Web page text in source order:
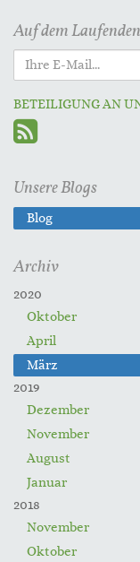
Auf dem
BETEILIGUNG AN
Unsere Blogs
Blog
Archiv
2020
Oktober
April
März
2019
Dezember
November
August
Januar
2018
November
Oktober